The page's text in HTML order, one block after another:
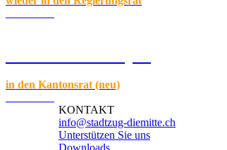
in den Kantonsrat (neu)
KONTAKT
info@stadtzug-diemitte.ch
Unterstützen Sie uns